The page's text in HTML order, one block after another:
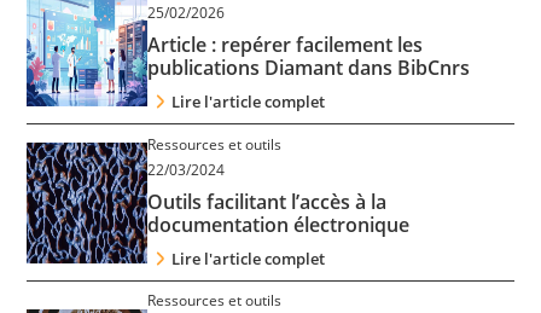
Tous les articles
Qui sommes nous ?
Contact
Nous suivre
25/02/2026
Article : repérer facilement les
publications Diamant dans BibCnrs
Lire l'article complet
Ressources et outils
22/03/2024
Outils facilitant l’accès à la
documentation électronique
Lire l'article complet
Ressources et outils